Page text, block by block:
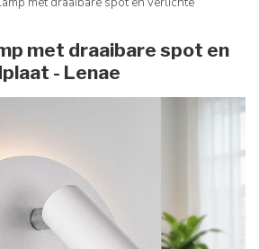
met draaibare spot en
- Lenae